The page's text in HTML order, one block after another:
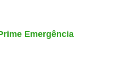
Emergência